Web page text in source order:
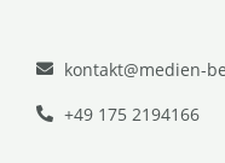
kontakt@medien-
+49 175 2194166